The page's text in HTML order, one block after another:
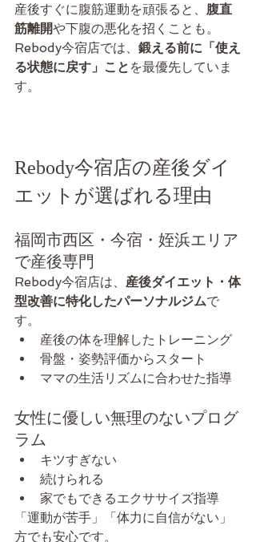
産後すぐに腹筋運動を頑張ると、 腹直
筋離開や下腹の悪化を招くことも。
Rebody今宿店では、 鍛える前に「使え
る状態に戻す」こと を最優先していま
す。
Rebody今宿店の産後ダイ
エットが選ばれる理由
福岡市西区・今宿・姪浜エリア
で産後専門
Rebody今宿店は、 産後ダイエット・体
型改善に特化したパーソナルジムで
す。
産後の体を理解したトレーニング
骨盤・姿勢評価からスタート
ママの生活リズムに合わせた指導
女性に優しい無理のないプログ
ラム
キツすぎない
続けられる
家でもできるエクササイズ指導
「運動が苦手」「体力に自信がない」
方でも安心です。